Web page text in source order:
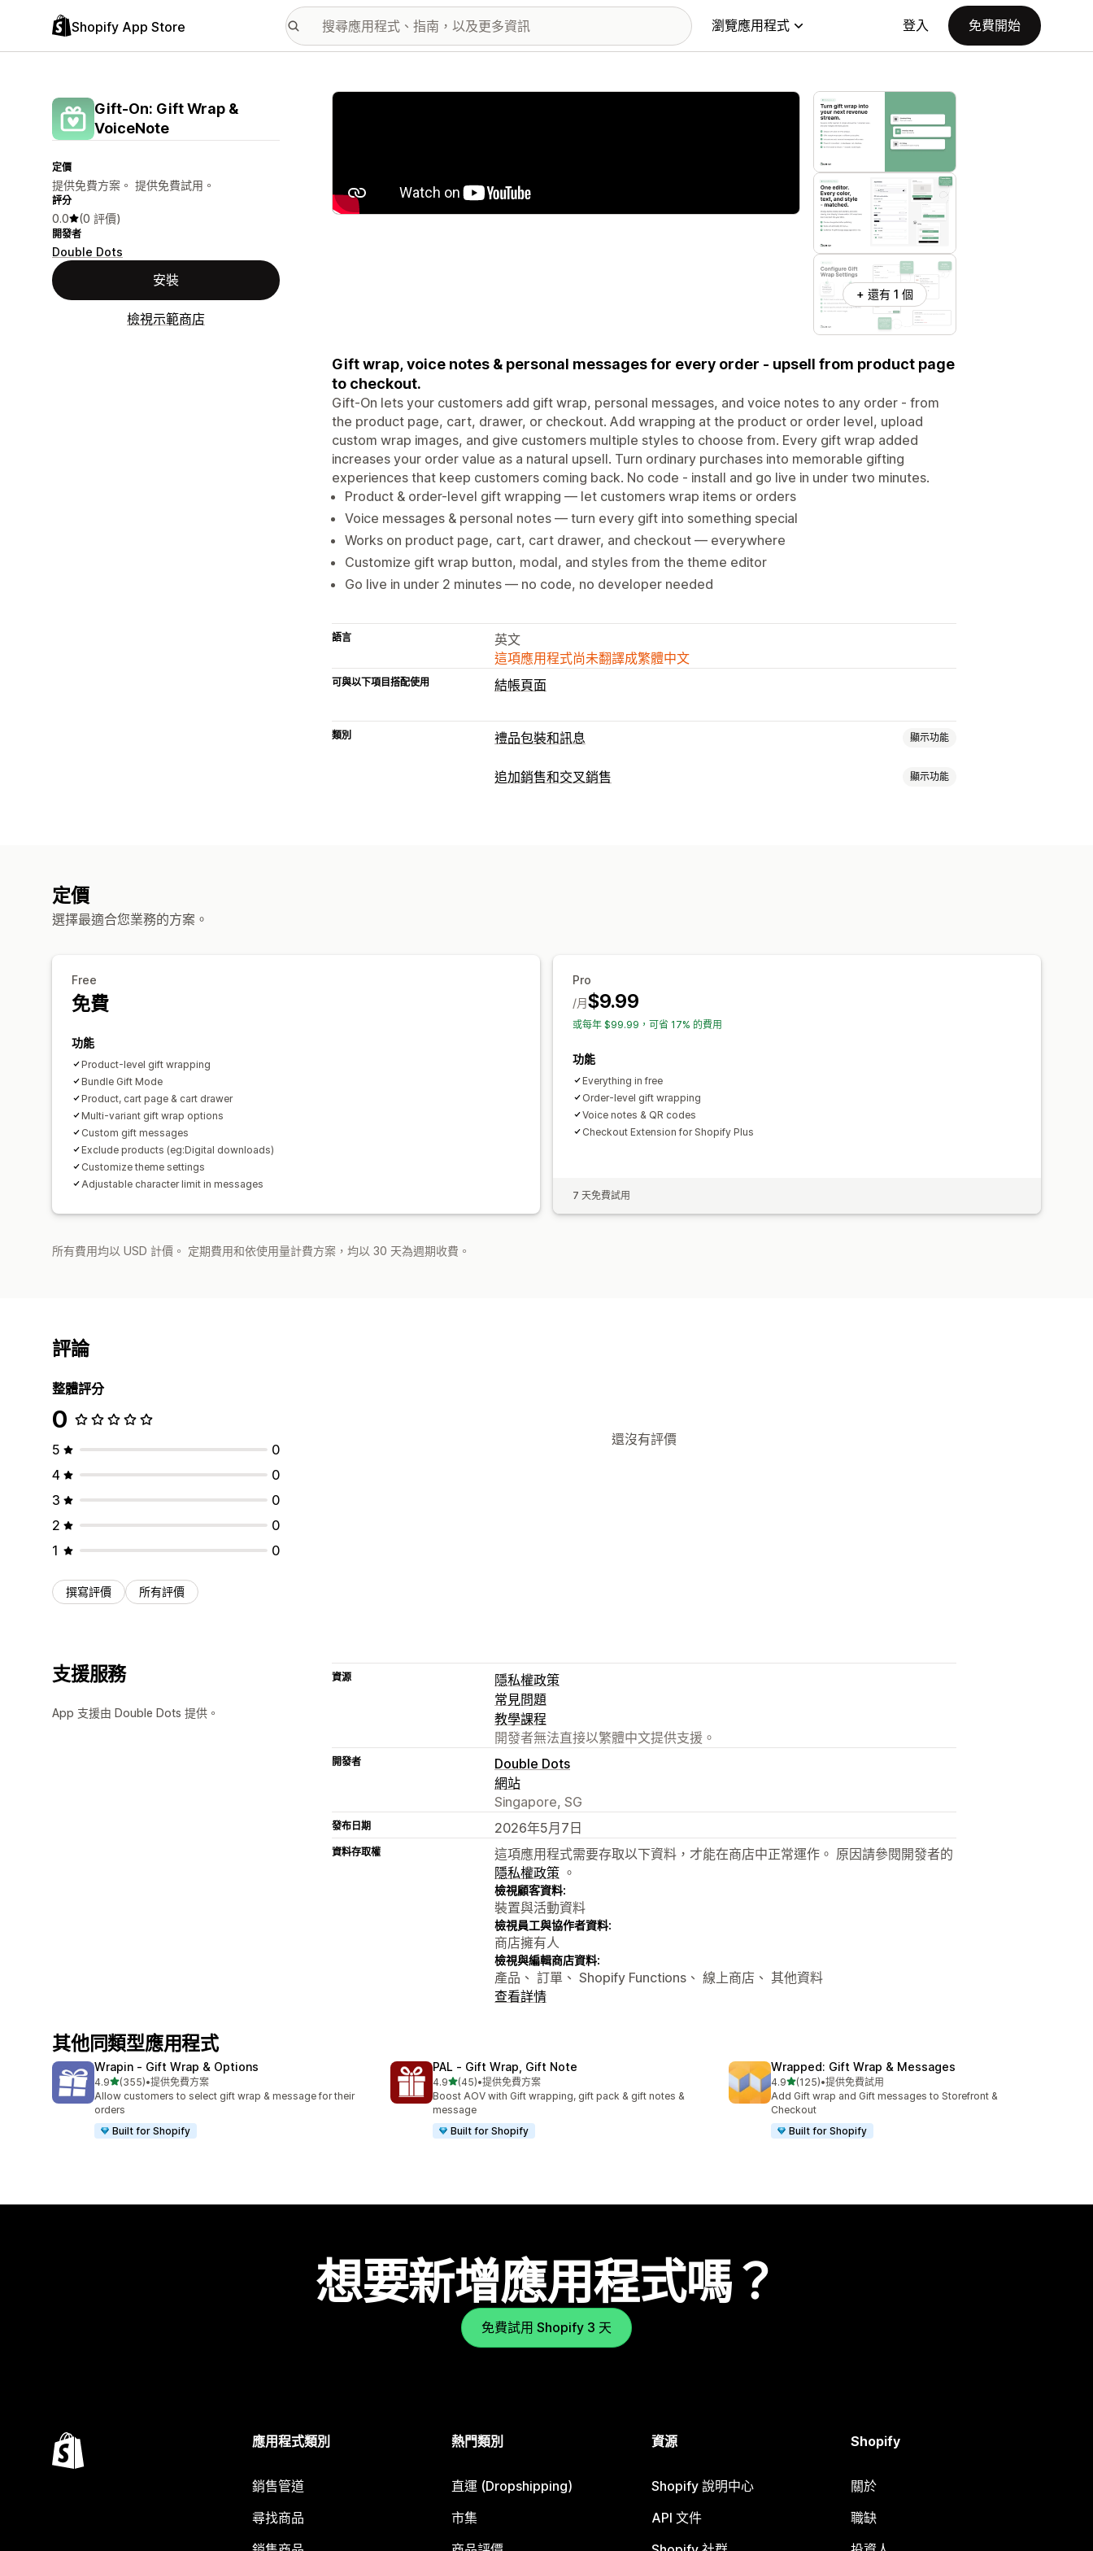
Shopify App Store 瀏覽應用程式 登入 免費開始
Gift‑On: Gift Wrap &
VoiceNote
定價
提供免費方案。 提供免費試用。
評分
0.0 (0 評價)
開發者
Double Dots
安裝
檢視示範商店
主要圖片圖庫
+ 還有 1 個
Gift wrap, voice notes & personal messages for every order - upsell from product page
to checkout.
Gift-On lets your customers add gift wrap, personal messages, and voice notes to any order - from
the product page, cart, drawer, or checkout. Add wrapping at the product or order level, upload
custom wrap images, and give customers multiple styles to choose from. Every gift wrap added
increases your order value as a natural upsell. Turn ordinary purchases into memorable gifting
experiences that keep customers coming back. No code - install and go live in under two minutes.
Product & order-level gift wrapping — let customers wrap items or orders
Voice messages & personal notes — turn every gift into something special
Works on product page, cart, cart drawer, and checkout — everywhere
Customize gift wrap button, modal, and styles from the theme editor
Go live in under 2 minutes — no code, no developer needed
語言
英文
這項應用程式尚未翻譯成繁體中文
可與以下項目搭配使用 結帳頁面
類別 禮品包裝和訊息 顯示功能
禮品選項
追加銷售和交叉銷售 顯示功能
定價
選擇最適合您業務的方案。
Free
免費
功能
Product-level gift wrapping
Bundle Gift Mode
Product, cart page & cart drawer
Multi-variant gift wrap options
Custom gift messages
Exclude products (eg:Digital downloads)
Customize theme settings
Adjustable character limit in messages
Pro
$9.99
/月
或每年 $99.99，可省 17% 的費用
功能
Everything in free
Order-level gift wrapping
Voice notes & QR codes
Checkout Extension for Shopify Plus
7 天免費試用
所有費用均以 USD 計價。 定期費用和依使用量計費方案，均以 30 天為週期收費。
評論
整體評分
0
5
0
4
0
3
0
2
0
1
0
撰寫評價 所有評價
還沒有評價
支援服務
App 支援由 Double Dots 提供。
資源
隱私權政策
常見問題
教學課程
開發者無法直接以繁體中文提供支援。
開發者
Double Dots
網站
Singapore, SG
發布日期 2026年5月7日
資料存取權
這項應用程式需要存取以下資料，才能在商店中正常運作。 原因請參閱開發者的
隱私權政策 。
檢視顧客資料:
裝置與活動資料
檢視員工與協作者資料:
商店擁有人
檢視與編輯商店資料:
產品、 訂單、 Shopify Functions、 線上商店、 其他資料
查看詳情
其他同類型應用程式
Wrapin ‑ Gift Wrap & Options
4.9滿分 5 顆星
(355)
共有 355 則評價
•提供免費方案
Allow customers to select gift wrap & message for their
orders
Built for Shopify
PAL ‑ Gift Wrap, Gift Note
4.9滿分 5 顆星
(45)
共有 45 則評價
•提供免費方案
Boost AOV with Gift wrapping, gift pack & gift notes &
message
Built for Shopify
Wrapped: Gift Wrap & Messages
4.9滿分 5 顆星
(125)
共有 125 則評價
•提供免費試用
Add Gift wrap and Gift messages to Storefront &
Checkout
Built for Shopify
想要新增應用程式嗎？
免費試用 Shopify 3 天
應用程式類別
銷售管道
尋找商品
熱門類別
直運 (Dropshipping)
市集
資源
Shopify 說明中心
API 文件
Shopify
關於
職缺